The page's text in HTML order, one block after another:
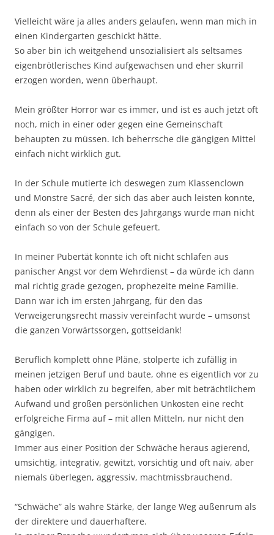
Vielleicht wäre ja alles anders gelaufen, wenn man mich in
einen Kindergarten geschickt hätte.
So aber bin ich weitgehend unsozialisiert als seltsames
eigenbrötlerisches Kind aufgewachsen und eher skurril
erzogen worden, wenn überhaupt.
Mein größter Horror war es immer, und ist es auch jetzt oft
noch, mich in einer oder gegen eine Gemeinschaft
behaupten zu müssen. Ich beherrsche die gängigen Mittel
einfach nicht wirklich gut.
In der Schule mutierte ich deswegen zum Klassenclown
und Monstre Sacré, der sich das aber auch leisten konnte,
denn als einer der Besten des Jahrgangs wurde man nicht
einfach so von der Schule gefeuert.
In meiner Pubertät konnte ich oft nicht schlafen aus
panischer Angst vor dem Wehrdienst – da würde ich dann
mal richtig grade gezogen, prophezeite meine Familie.
Dann war ich im ersten Jahrgang, für den das
Verweigerungsrecht massiv vereinfacht wurde – umsonst
die ganzen Vorwärtssorgen, gottseidank!
Beruflich komplett ohne Pläne, stolperte ich zufällig in
meinen jetzigen Beruf und baute, ohne es eigentlich vor zu
haben oder wirklich zu begreifen, aber mit beträchtlichem
Aufwand und großen persönlichen Unkosten eine recht
erfolgreiche Firma auf – mit allen Mitteln, nur nicht den
gängigen.
Immer aus einer Position der Schwäche heraus agierend,
umsichtig, integrativ, gewitzt, vorsichtig und oft naiv, aber
niemals überlegen, aggressiv, machtmissbrauchend.
“Schwäche” als wahre Stärke, der lange Weg außenrum als
der direktere und dauerhaftere.